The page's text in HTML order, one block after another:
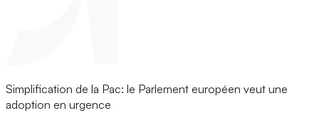
Simplification de la Pac: le Parlement européen veut une
adoption en urgence